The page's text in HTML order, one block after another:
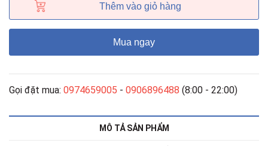
Thêm vào giỏ hàng
Mua ngay
Gọi đặt mua: 0974659005 - 0906896488 (8:00 - 22:00)
MÔ TẢ SẢN PHẨM